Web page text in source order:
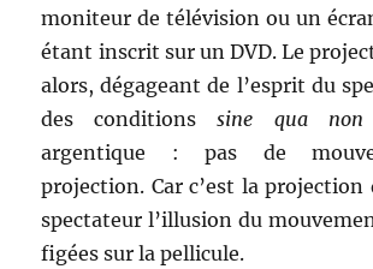
moniteur de télévision ou un
étant inscrit sur un DVD. Le
alors, dégageant de l’esprit du
des conditionssine qua non
argentique : pas de
projection. Car c’est la projection
spectateur l’illusion du
figées sur la pellicule.